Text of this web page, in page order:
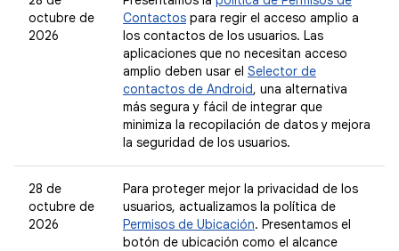
octubre de
2026
Contactos para regir el acceso amplio a
los contactos de los usuarios. Las
aplicaciones que no necesitan acceso
amplio deben usar el Selector de
contactos de Android, una alternativa
más segura y fácil de integrar que
minimiza la recopilación de datos y mejora
la seguridad de los usuarios.
28 de
octubre de
2026
Para proteger mejor la privacidad de los
usuarios, actualizamos la política de
Permisos de Ubicación. Presentamos el
botón de ubicación como el alcance